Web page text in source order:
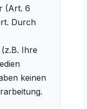
(Art. 6
Durch
Ihre
keinen